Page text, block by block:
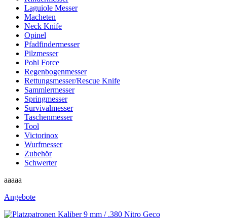
Laguiole Messer
Macheten
Neck Knife
Opinel
Pfadfindermesser
Pilzmesser
Pohl Force
Regenbogenmesser
Rettungsmesser/Rescue Knife
Sammlermesser
Springmesser
Survivalmesser
Taschenmesser
Tool
Victorinox
Wurfmesser
Zubehör
Schwerter
aaaaa
Angebote